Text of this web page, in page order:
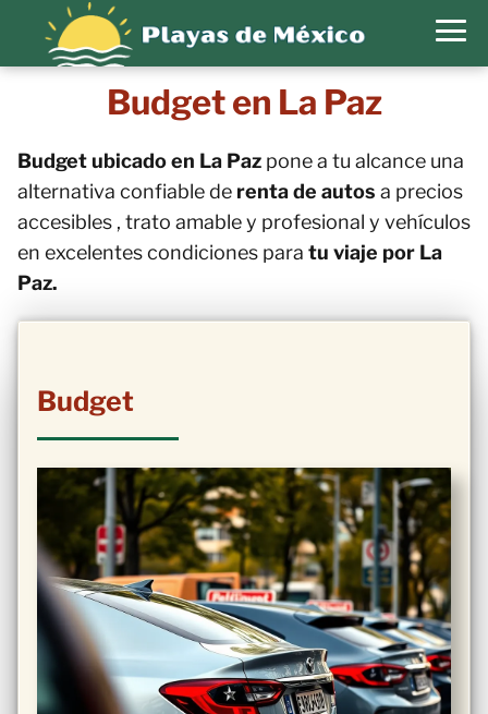
Budget en La Paz
Budget ubicado en La Paz pone a tu alcance una
alternativa confiable de renta de autos a precios
accesibles , trato amable y profesional y vehículos
en excelentes condiciones para tu viaje por La
Paz.
Budget